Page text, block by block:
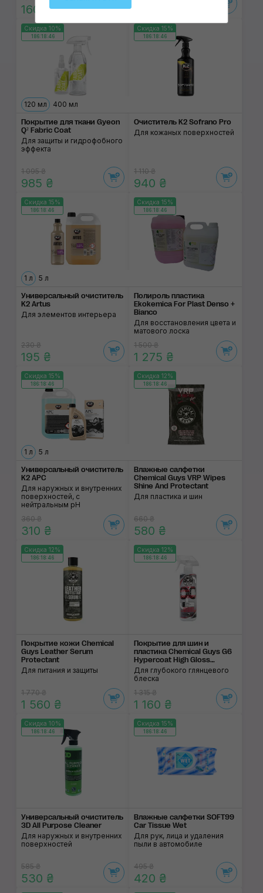
160 ₴
Скидка 10%
186:18:46
120 мл 400 мл
Покрытие для ткани Gyeon
Q² Fabric Coat
Для защиты и гидрофобного
эффекта
1 095 ₴
985 ₴
Скидка 15%
186:18:46
Очиститель K2 Sofrano Pro
Для кожаных поверхностей
1 110 ₴
940 ₴
Скидка 15%
186:18:46
1 л 5 л
Универсальный очиститель
K2 Artus
Для элементов интерьера
230 ₴
195 ₴
Скидка 15%
186:18:46
Полироль пластика
Ekokemica For Plast Denso +
Bianco
Для восстановления цвета и
матового лоска
1 500 ₴
1 275 ₴
Скидка 15%
186:18:46
1 л 5 л
Универсальный очис­титель
K2 APC
Для наружных и внутренних
поверхностей, с
нейтральным pH
360 ₴
310 ₴
Скидка 12%
186:18:46
Влажные салфетки
Chemical Guys VRP Wipes
Shine And Protectant
Для пластика и шин
660 ₴
580 ₴
Скидка 12%
186:18:46
Покрытие кожи Chemical
Guys Leather Serum
Protectant
Для питания и защиты
1 770 ₴
1 560 ₴
Скидка 12%
186:18:46
Покрытие для шин и
пластика Chemical Guys G6
Hypercoat High Gloss
Dressing
Для глубокого глянцевого
блеска
1 315 ₴
1 160 ₴
Скидка 10%
186:18:46
Универсальный очис­титель
3D All Purpose Cleaner
Для наружных и внутренних
поверхностей
585 ₴
530 ₴
Скидка 15%
186:18:46
Влажные салфетки SOFT99
Car Tissue Wet
Для рук, лица и удаления
пыли в автомобиле
495 ₴
420 ₴